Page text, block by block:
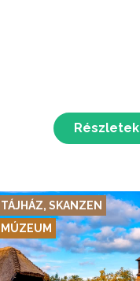
Részletek
TÁJHÁZ, SKANZEN
MÚZEUM